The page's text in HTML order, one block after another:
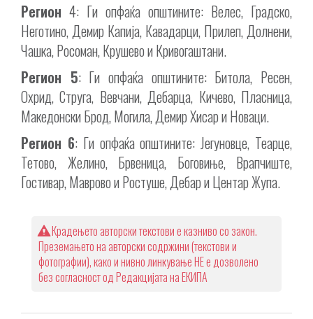
Регион 4: Ги опфаќа општините: Велес, Градско,
Неготино, Демир Капија, Кавадарци, Прилеп, Долнени,
Чашка, Росоман, Крушево и Кривогаштани.
Регион 5: Ги опфаќа општините: Битола, Ресен,
Охрид, Струга, Вевчани, Дебарца, Кичево, Пласница,
Македонски Брод, Могила, Демир Хисар и Новаци.
Регион 6: Ги опфаќа општините: Јегуновце, Теарце,
Тетово, Желино, Брвеница, Боговиње, Врапчиште,
Гостивар, Маврово и Ростуше, Дебар и Центар Жупа.
Крадењето авторски текстови е казниво со закон.
Преземањето на авторски содржини (текстови и
фотографии), како и нивно линкување НЕ е дозволено
без согласност од Редакцијата на ЕКИПА